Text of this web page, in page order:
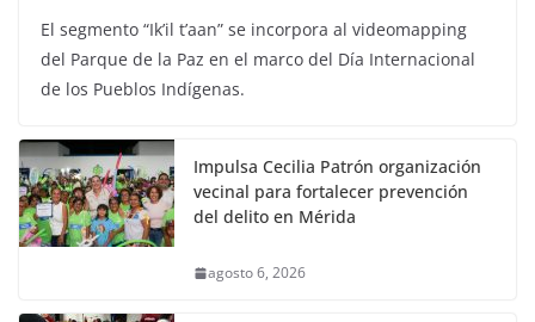
El segmento “Ik’il t’aan” se incorpora al videomapping
del Parque de la Paz en el marco del Día Internacional
de los Pueblos Indígenas.
Impulsa Cecilia Patrón organización
vecinal para fortalecer prevención
del delito en Mérida
agosto 6, 2026